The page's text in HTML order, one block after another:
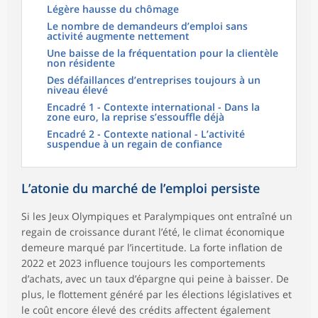
Légère hausse du chômage
Le nombre de demandeurs d’emploi sans
activité augmente nettement
Une baisse de la fréquentation pour la clientèle
non résidente
Des défaillances d’entreprises toujours à un
niveau élevé
Encadré 1 - Contexte international - Dans la
zone euro, la reprise s’essouffle déjà
Encadré 2 - Contexte national - L’activité
suspendue à un regain de confiance
L’atonie du marché de l’emploi persiste
Si les Jeux Olympiques et Paralympiques ont entraîné un
regain de croissance durant l’été, le climat économique
demeure marqué par l’incertitude. La forte inflation de
2022 et 2023 influence toujours les comportements
d’achats, avec un taux d’épargne qui peine à baisser. De
plus, le flottement généré par les élections législatives et
le coût encore élevé des crédits affectent également